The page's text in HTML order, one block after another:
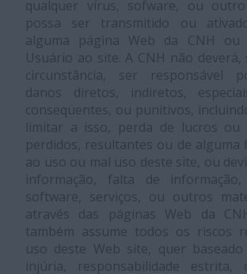
qualquer vírus, sofware, ou
possa ser transmitido ou
alguma página Web da CNH ou
Usuário ao site. A CNH não
circunstância, ser responsável
danos diretos, indiretos,
conseqüentes, ou punitivos,
limitar a isso, perda de lucros ou
perdidos, resultantes ou de alguma
ao uso ou mal uso deste site, ou
informação, falta de informação,
software, serviços, ou outros
através das páginas Web da
também assume todos os riscos
uso deste Web site, quer
injúria, responsabilidade